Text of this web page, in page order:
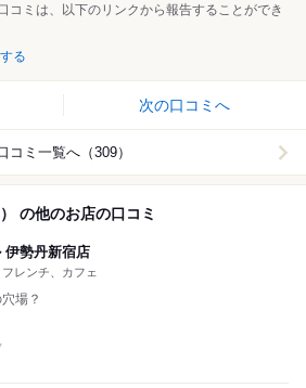
コミは、以下のリンクから報告することができ
る
次の口コミへ
コミ一覧へ（309）
の他のお店の口コミ
伊勢丹新宿店
レンチ、カフェ
場？